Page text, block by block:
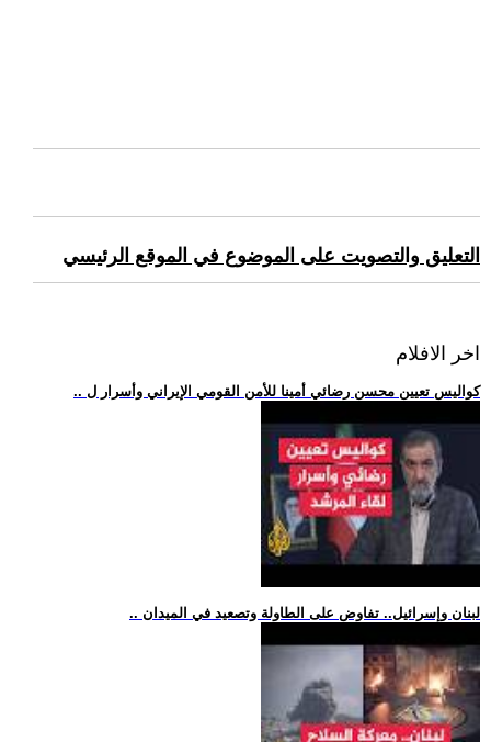
التعليق والتصويت على الموضوع في الموقع الرئيسي
اخر الافلام
.. كواليس تعيين محسن رضائي أمينا للأمن القومي الإيراني وأسرار ل
.. لبنان وإسرائيل.. تفاوض على الطاولة وتصعيد في الميدان